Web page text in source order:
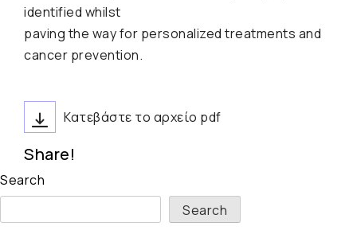
identified whilst
paving the way for personalized treatments and
cancer prevention.
Κατεβάστε το αρχείο pdf
Share!
Search
Search